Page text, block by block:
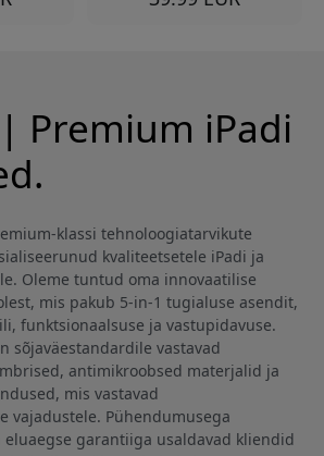
Premium iPadi
klassi tehnoloogiatarvikute
kvaliteetsetele iPadi ja
Oleme tuntud oma innovaatilise
mis pakub 5-in-1 tugialuse asendit,
funktsionaalsuse ja vastupidavuse.
sõjaväestandardile vastavad
antimikroobsed materjalid ja
mis vastavad
vajadustele. Pühendumusega
garantiiga usaldavad kliendid